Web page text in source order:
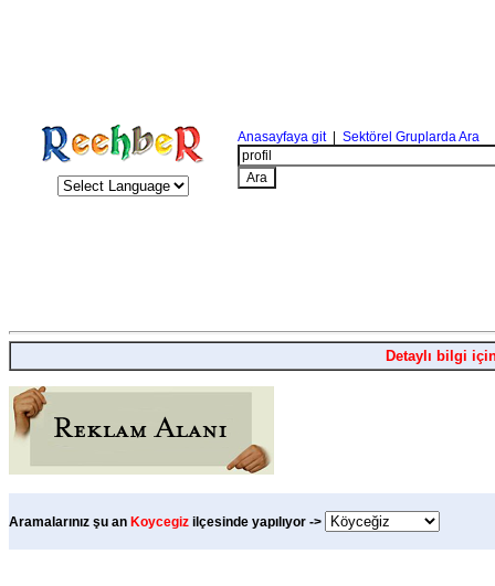
Anasayfaya git| Sektörel Gruplarda Ara
Detaylı bilgi
Aramalarınız şu an Koycegiz ilçesinde yapılıyor ->